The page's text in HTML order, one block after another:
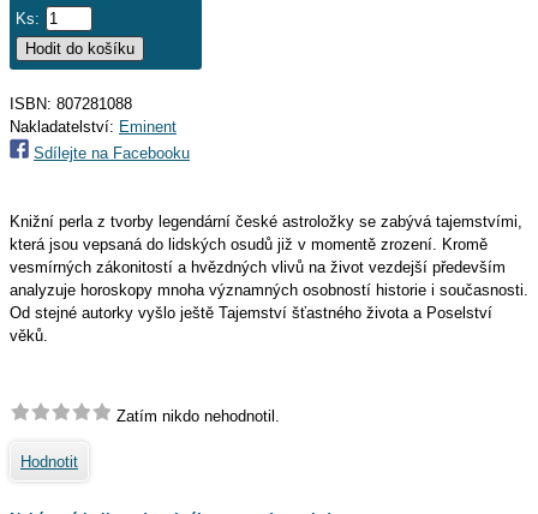
Ks:
ISBN: 807281088
Nakladatelství: Eminent
Sdílejte na Facebooku
Knižní perla z tvorby legendární české astroložky se zabývá tajemstvími,
která jsou vepsaná do lidských osudů již v momentě zrození. Kromě
vesmírných zákonitostí a hvězdných vlivů na život vezdejší především
analyzuje horoskopy mnoha významných osobností historie i současnosti.
Od stejné autorky vyšlo ještě Tajemství šťastného života a Poselství
věků.
Zatím nikdo nehodnotil.
Hodnotit